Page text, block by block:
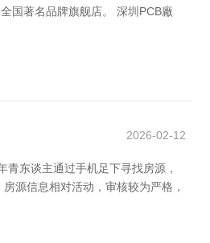
国著名品牌旗舰店。 深圳PCB廠
2026-02-12
东谈主通过手机足下寻找房源，
源信息相对活动，审核较为严格，